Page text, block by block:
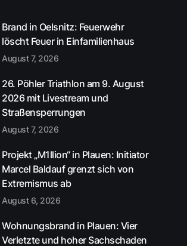
Brand in Oelsnitz: Feuerwehr
löscht Feuer in Einfamilienhaus
August 7, 2026
26. Pöhler Triathlon am 9. August
2026 mit Livestream und
Straßensperrungen
August 7, 2026
Projekt „M1llion“ in Plauen: Initiator
Marcel Baldauf grenzt sich von
Extremismus ab
August 6, 2026
Wohnungsbrand in Plauen: Vier
Verletzte und hoher Sachschaden